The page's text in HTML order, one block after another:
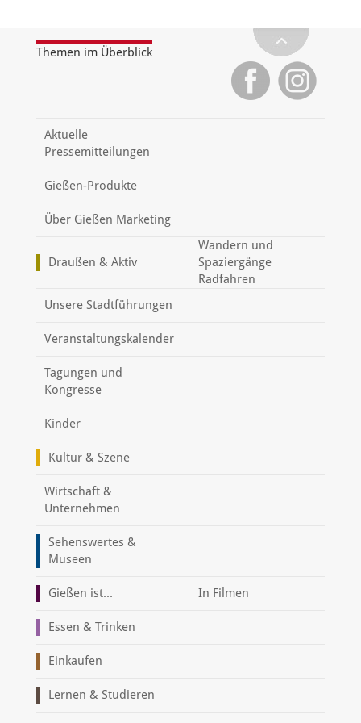
Themen im Überblick
Aktuelle
Pressemitteilungen
Gießen-Produkte
Über Gießen Marketing
Draußen & Aktiv
Wandern und
Spaziergänge
Radfahren
Unsere Stadtführungen
Veranstaltungskalender
Tagungen und
Kongresse
Kinder
Kultur & Szene
Wirtschaft &
Unternehmen
Sehenswertes &
Museen
Gießen ist... In Filmen
Essen & Trinken
Einkaufen
Lernen & Studieren